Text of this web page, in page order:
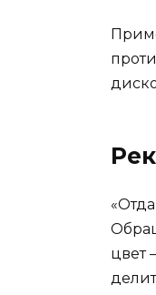
цвет